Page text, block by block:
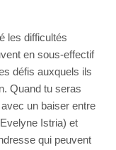
les difficultés
en sous-effectif
défis auxquels ils
Quand tu seras
un baiser entre
Istria) et
qui peuvent